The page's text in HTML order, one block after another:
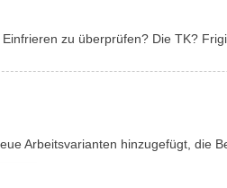
zu überprüfen? Die TK?
Arbeitsvarianten hinzugefügt, die